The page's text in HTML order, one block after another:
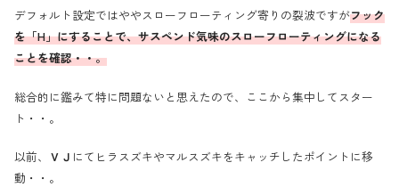
デフォルト設定ではややスローフローティング寄りの裂波ですがフック
を「H」にすることで、サスペンド気味のスローフローティングになる
ことを確認・・。
総合的に鑑みて特に問題ないと思えたので、ここから集中してスター
ト・・。
以前、 ＶＪ にてヒラスズキやマルスズキをキャッチしたポイントに移
動・・。